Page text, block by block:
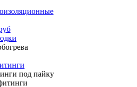
под пайку